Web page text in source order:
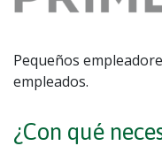
Pequeños
empleados.
¿Con qué